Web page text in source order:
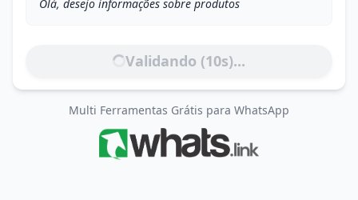
Olá, desejo informações sobre produtos
Validando (10s)...
Multi Ferramentas Grátis para WhatsApp